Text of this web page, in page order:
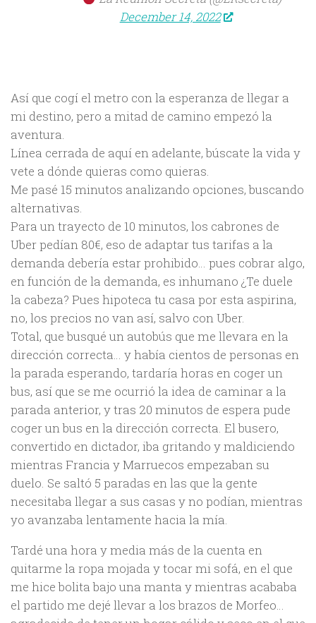
December 14, 2022
Así que cogí el metro con la esperanza de llegar a
mi destino, pero a mitad de camino empezó la
aventura.
Línea cerrada de aquí en adelante, búscate la vida y
vete a dónde quieras como quieras.
Me pasé 15 minutos analizando opciones, buscando
alternativas.
Para un trayecto de 10 minutos, los cabrones de
Uber pedían 80€, eso de adaptar tus tarifas a la
demanda debería estar prohibido… pues cobrar algo,
en función de la demanda, es inhumano ¿Te duele
la cabeza? Pues hipoteca tu casa por esta aspirina,
no, los precios no van así, salvo con Uber.
Total, que busqué un autobús que me llevara en la
dirección correcta… y había cientos de personas en
la parada esperando, tardaría horas en coger un
bus, así que se me ocurrió la idea de caminar a la
parada anterior, y tras 20 minutos de espera pude
coger un bus en la dirección correcta. El busero,
convertido en dictador, iba gritando y maldiciendo
mientras Francia y Marruecos empezaban su
duelo. Se saltó 5 paradas en las que la gente
necesitaba llegar a sus casas y no podían, mientras
yo avanzaba lentamente hacia la mía.
Tardé una hora y media más de la cuenta en
quitarme la ropa mojada y tocar mi sofá, en el que
me hice bolita bajo una manta y mientras acababa
el partido me dejé llevar a los brazos de Morfeo…